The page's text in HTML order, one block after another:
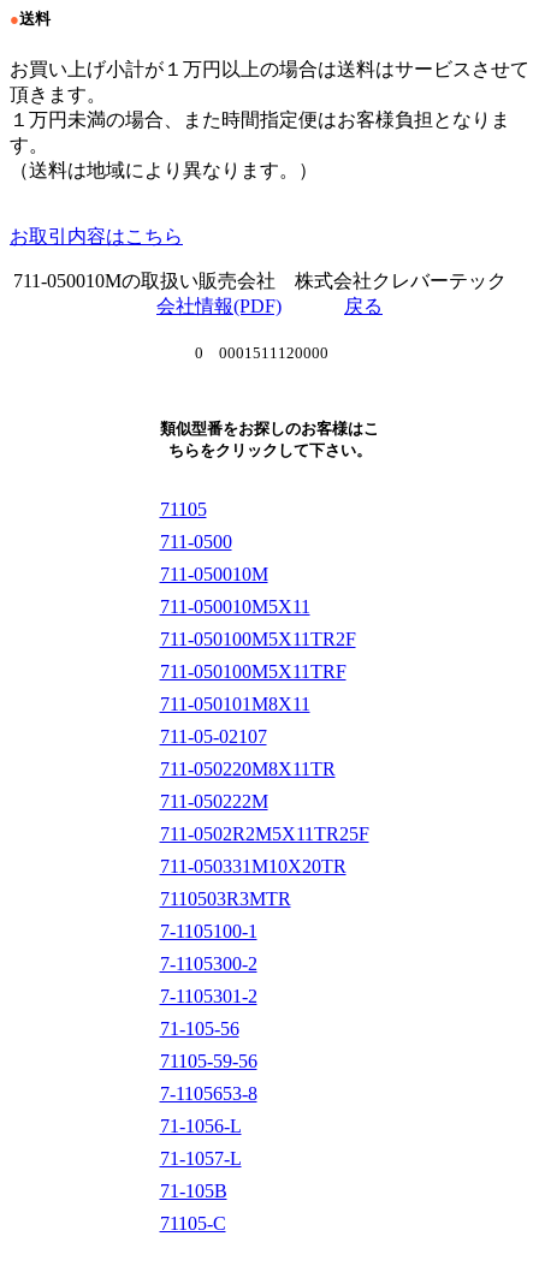
●送料
お買い上げ小計が１万円以上の場合は送料はサービスさせて
頂きます。
１万円未満の場合、また時間指定便はお客様負担となりま
す。
（送料は地域により異なります。）
お取引内容はこちら
711-050010Mの取扱い販売会社 株式会社クレバーテック
会社情報(PDF)
戻る
0 0001511120000
類似型番をお探しのお客様はこ
ちらをクリックして下さい。
71105
711-0500
711-050010M
711-050010M5X11
711-050100M5X11TR2F
711-050100M5X11TRF
711-050101M8X11
711-05-02107
711-050220M8X11TR
711-050222M
711-0502R2M5X11TR25F
711-050331M10X20TR
7110503R3MTR
7-1105100-1
7-1105300-2
7-1105301-2
71-105-56
71105-59-56
7-1105653-8
71-1056-L
71-1057-L
71-105B
71105-C